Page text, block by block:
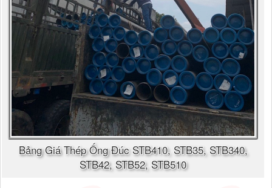
Bảng Giá Thép Ống Đúc STB410, STB35, STB340,
STB42, STB52, STB510